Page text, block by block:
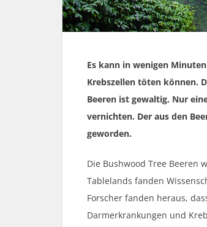
Es kann in wenigen
Krebszellen töten können.
Beeren ist gewaltig. Nur
vernichten. Der aus den
geworden.
Die Bushwood Tree Beeren
Tablelands fanden
Forscher fanden heraus,
Darmerkrankungen und